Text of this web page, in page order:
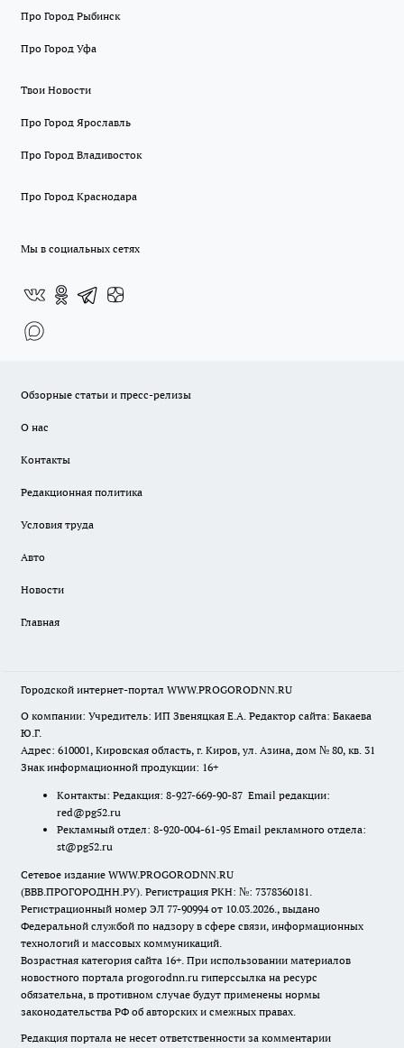
Про Город Рыбинск
Про Город Уфа
Твои Новости
Про Город Ярославль
Про Город Владивосток
Про Город Краснодара
Мы в социальных сетях
Обзорные статьи и пресс-релизы
О нас
Контакты
Редакционная политика
Условия труда
Авто
Новости
Главная
Городской интернет-портал WWW.PROGORODNN.RU
О компании: Учредитель: ИП Звеняцкая Е.А. Редактор сайта: Бакаева
Ю.Г.
Адрес: 610001, Кировская область, г. Киров, ул. Азина, дом № 80, кв. 31
Знак информационной продукции: 16+
Контакты: Редакция: 8-927-669-90-87 Email редакции:
red@pg52.ru
Рекламный отдел: 8-920-004-61-95 Email рекламного отдела:
st@pg52.ru
Сетевое издание WWW.PROGORODNN.RU
(ВВВ.ПРОГОРОДНН.РУ). Регистрация РКН: №: 7378360181.
Регистрационный номер ЭЛ 77-90994 от 10.03.2026., выдано
Федеральной службой по надзору в сфере связи, информационных
технологий и массовых коммуникаций.
Возрастная категория сайта 16+. При использовании материалов
новостного портала progorodnn.ru гиперссылка на ресурс
обязательна, в противном случае будут применены нормы
законодательства РФ об авторских и смежных правах.
Редакция портала не несет ответственности за комментарии